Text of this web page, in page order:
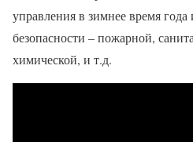
управления в зимнее время
безопасности – пожарной,
химической, и т.д.